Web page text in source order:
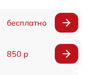
бесплатно
850 р